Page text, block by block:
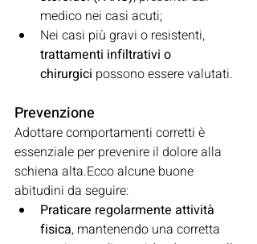
medico nei casi acuti;
Nei casi più gravi o resistenti,
trattamenti infiltrativi o
chirurgici possono essere valutati.
Prevenzione
Adottare comportamenti corretti è
essenziale per prevenire il dolore alla
schiena alta.Ecco alcune buone
abitudini da seguire:
Praticare regolarmente attività
fisica, mantenendo una corretta